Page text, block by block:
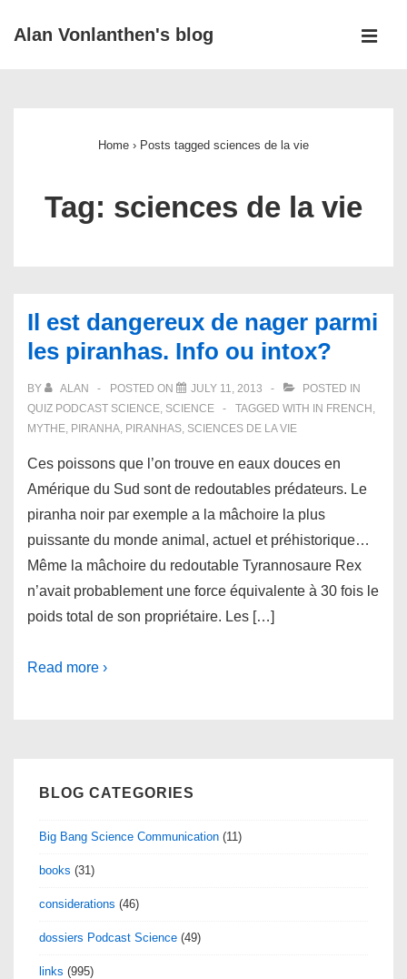
SkipAlan Vonlanthen's blog
Home › Posts tagged sciences de la vie
Tag: sciences de la vie
Il est dangereux de nager parmi
les piranhas. Info ou intox?
BY ALAN POSTED ON JULY 11, 2013
POSTED IN
QUIZ PODCAST SCIENCE, SCIENCE TAGGED WITH IN FRENCH ,
MYTHE, PIRANHA, PIRANHAS, SCIENCES DE LA VIE
Ces poissons que l’on trouve en eaux douces en
Amérique du Sud sont de redoutables prédateurs. Le
piranha noir par exemple a la mâchoire la plus
puissante du monde animal, actuel et préhistorique…
Même la mâchoire du redoutable Tyrannosaure Rex
n’avait probablement une force équivalente à 30 fois le
poids total de son propriétaire. Les […]
Read more ›
BLOG CATEGORIES
Big Bang Science Communication (11)
books (31)
considerations (46)
dossiers Podcast Science (49)
links (995)